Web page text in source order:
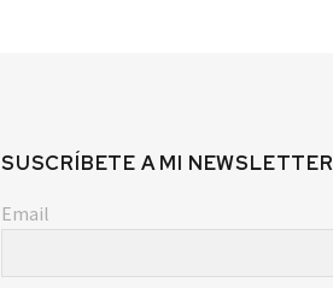
SUSCRÍBETE A MI NEWSLETTER
Email